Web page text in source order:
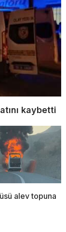
kaybetti
alev topuna